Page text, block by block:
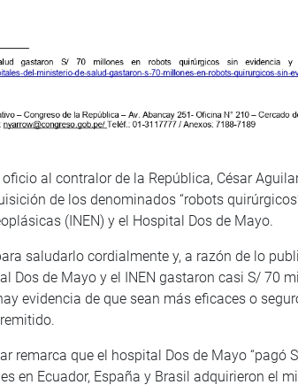
al contralor de la República, César
de los denominados “robots
(INEN) y el Hospital Dos de Mayo.
saludarlo cordialmente y, a razón de lo
Dos de Mayo y el INEN gastaron casi S/ 70
evidencia de que sean más eficaces o
remarca que el hospital Dos de Mayo “pagó
en Ecuador, España y Brasil adquirieron el